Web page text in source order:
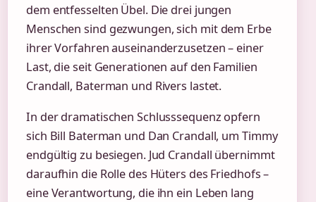
dem entfesselten Übel. Die drei jungen
Menschen sind gezwungen, sich mit dem Erbe
ihrer Vorfahren auseinanderzusetzen – einer
Last, die seit Generationen auf den Familien
Crandall, Baterman und Rivers lastet.
In der dramatischen Schlusssequenz opfern
sich Bill Baterman und Dan Crandall, um Timmy
endgültig zu besiegen. Jud Crandall übernimmt
daraufhin die Rolle des Hüters des Friedhofs –
eine Verantwortung, die ihn ein Leben lang